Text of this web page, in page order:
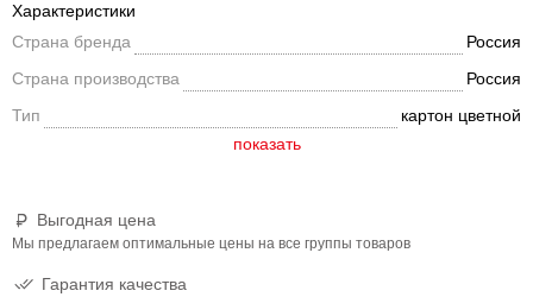
Листы картона скреплены двойной евроспиралью. Обложка
выполнена из мелованного картона.
Выгодная цена
Мы предлагаем оптимальные цены на все группы товаров
Гарантия качества
Характеристики
Страна бренда
Россия
Страна производства
Россия
Тип
картон цветной